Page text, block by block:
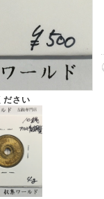
ださい